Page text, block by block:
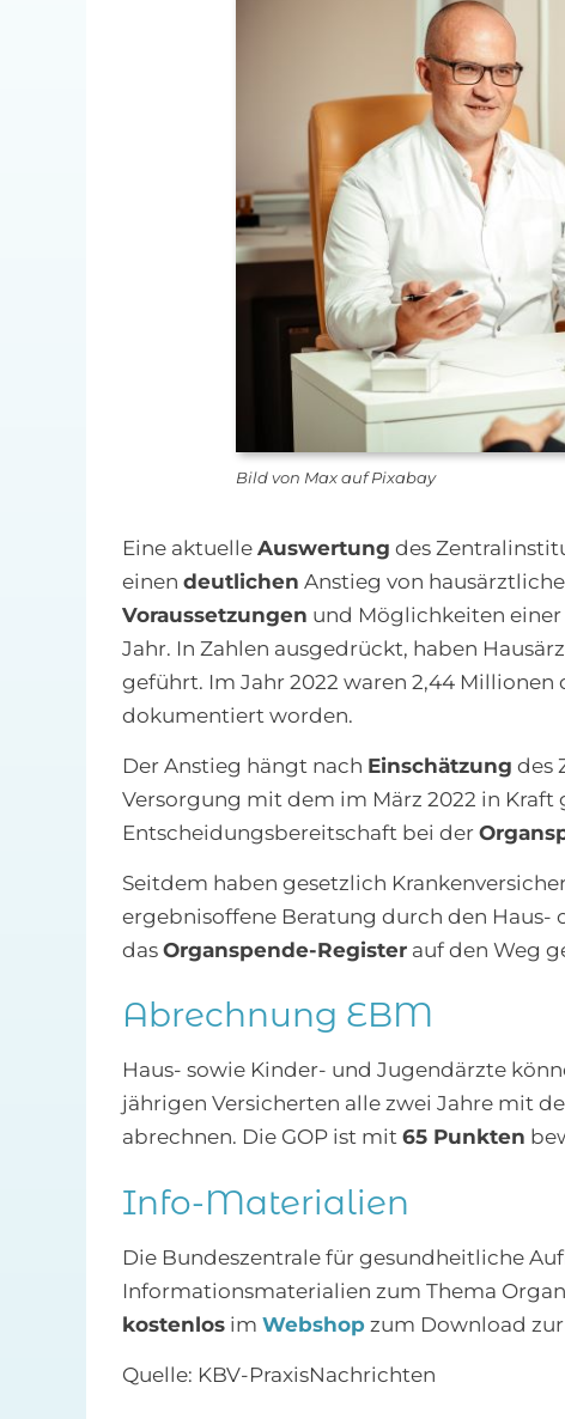
Bild von Max auf Pixabay
Eine aktuelle Auswertung des
einen deutlichen Anstieg von
Voraussetzungen und Möglichkeiten
Jahr. In Zahlen ausgedrückt, haben
geführt. Im Jahr 2022 waren 2,44 Millionen
dokumentiert worden.
Der Anstieg hängt nach Einschätzung des
Versorgung mit dem im März 2022 in Kraft
Entscheidungsbereitschaft bei der
Seitdem haben gesetzlich
ergebnisoffene Beratung durch den
das Organspende-Registerauf den Weg
Abrechnung EBM
Haus- sowie Kinder- und Jugendärzte
jährigen Versicherten alle zwei Jahre mit
abrechnen. Die GOP ist mit 65 Punkten
Info-Materialien
Die Bundeszentrale für gesundheitliche
Informationsmaterialien zum Thema
kostenlosim Webshopzum Download
Quelle: KBV-PraxisNachrichten